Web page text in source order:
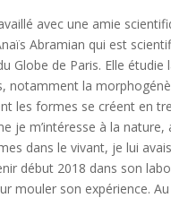
avec une amie
Abramian qui est
Globe de Paris. Elle étudie
notamment la
les formes se créent en
je m’intéresse à la nature,
dans le vivant, je lui
début 2018 dans son
mouler son expérience.